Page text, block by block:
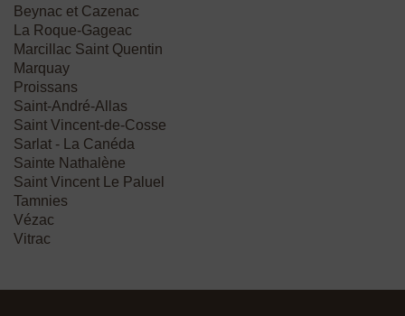
Beynac et Cazenac
La Roque-Gageac
Marcillac Saint Quentin
Marquay
Proissans
Saint-André-Allas
Saint Vincent-de-Cosse
Sarlat - La Canéda
Sainte Nathalène
Saint Vincent Le Paluel
Tamnies
Vézac
Vitrac